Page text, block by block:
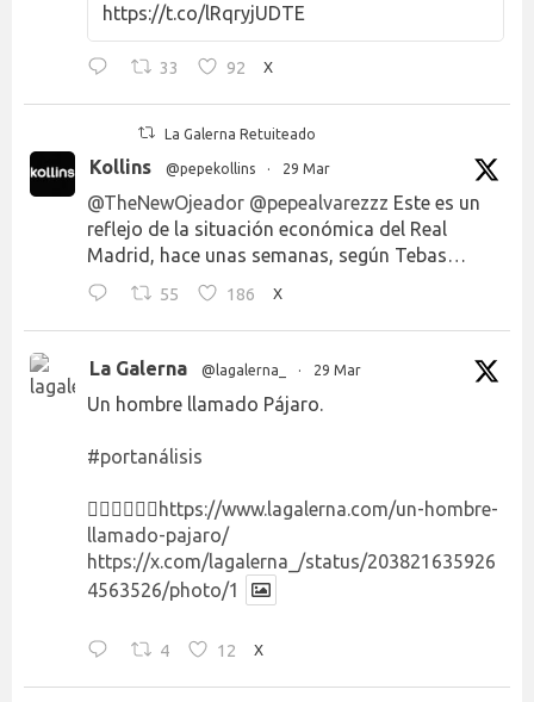
https://t.co/lRqryjUDTE
33 92 X
La Galerna Retuiteado
Kollins @pepekollins · 29 Mar
@TheNewOjeador @pepealvarezzz Este es un
reflejo de la situación económica del Real
Madrid, hace unas semanas, según Tebas…
55 186 X
La Galerna @lagalerna_ · 29 Mar
Un hombre llamado Pájaro.
#portanálisis
👉🏻👉🏻👉🏻 https://www.lagalerna.com/un-hombre-
llamado-pajaro/
https://x.com/lagalerna_/status/203821635926
4563526/photo/1
4 12 X